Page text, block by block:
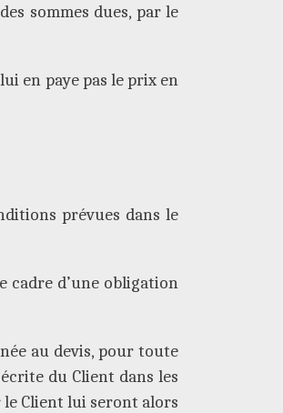
sommes dues, par le
en paye pas le prix en
prévues dans le
cadre d’une obligation
au devis, pour toute
du Client dans les
le Client lui seront alors